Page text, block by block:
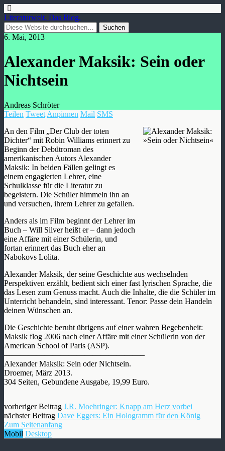
Literaturwelt. Das Blog.
6. Mai, 2013
Alexander Maksik: Sein oder
Nichtsein
Andreas Schröter
Teilen Tweet Anpinnen Mail SMS
An den Film „Der Club der toten
Dichter“ mit Robin Williams erinnert zu
Beginn der Debütroman des
amerikanischen Autors Alexander
Maksik: In beiden Fällen gelingt es
einem engagierten Lehrer, eine
Schulklasse für die Literatur zu
begeistern. Die Schüler himmeln ihn an
und versuchen, ihrem Lehrer zu gefallen.
Anders als im Film beginnt der Lehrer im
Buch – Will Silver heißt er – dann jedoch
eine Affäre mit einer Schülerin, und
fortan erinnert das Buch eher an
Nabokovs Lolita.
Alexander Maksik, der seine Geschichte aus wechselnden
Perspektiven erzählt, bedient sich einer fast lyrischen Sprache, die
das Lesen zum Genuss macht. Auch die Inhalte, die die Schüler im
Unterricht behandeln, sind interessant. Tenor: Passe dein Handeln
deinen Wünschen an.
Die Geschichte beruht übrigens auf einer wahren Begebenheit:
Maksik flog 2006 nach einer Affäre mit einer Schülerin von der
American School of Paris (ASP).
—————————————————–
Alexander Maksik: Sein oder Nichtsein.
Droemer, März 2013.
304 Seiten, Gebundene Ausgabe, 19,99 Euro.
vorheriger Beitrag J.R. Moehringer: Knapp am Herz vorbei
nächster Beitrag Dave Eggers: Ein Hologramm für den König
Zum Seitenanfang
Mobil Desktop